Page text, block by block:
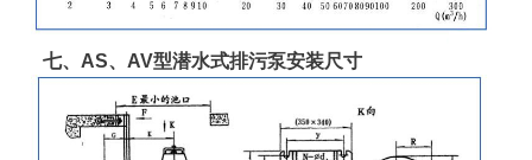
七、AS、AV型潜水式排污泵安装尺寸